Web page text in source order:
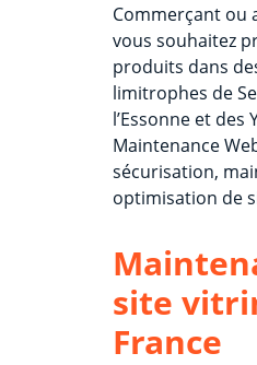
Commerçant ou
vous souhaitez
produits dans
limitrophes de
l’Essonne et des
Maintenance
sécurisation,
optimisation de
site
France